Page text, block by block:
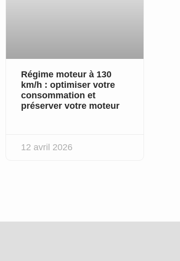
Régime moteur à 130
km/h : optimiser votre
consommation et
préserver votre moteur
12 avril 2026